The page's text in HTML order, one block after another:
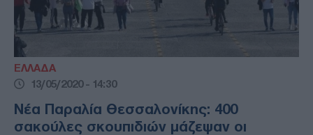
ΕΛΛΑΔΑ
13/05/2020 - 14:30
Νέα Παραλία Θεσσαλονίκης: 400
σακούλες σκουπιδιών μάζεψαν οι